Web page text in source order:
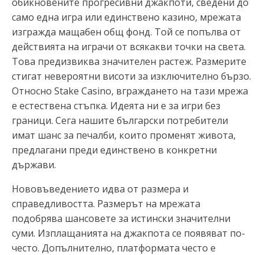
само една игра или единствено казино, мрежата
изгражда мащабен общ фонд. Той се попълва от
действията на играчи от всякакви точки на света.
Това предизвиква значителен растеж. Размерите
стигат невероятни висоти за изключително бързо.
Относно Stake Casino, вграждането на тази мрежа
е естествена стъпка. Идеята ни е за игри без
граници. Сега нашите български потребители
имат шанс за печалби, които променят живота,
предлагани преди единствено в конкретни
държави.
Нововъведението идва от размера и
справедливостта. Размерът на мрежата
подобрява шансовете за истински значителни
суми. Изплащанията на джакпота се появяват по-
често. Допълнително, платформата често е